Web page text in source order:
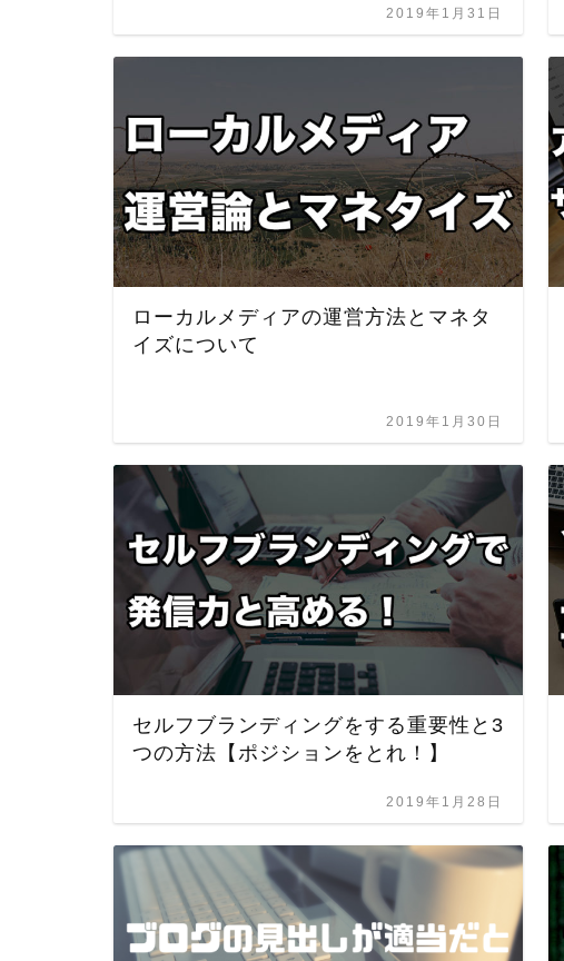
2019年1月31日
ローカルメディアの運営方法とマネタ
イズについて
2019年1月30日
セルフブランディングをする重要性と3
つの方法【ポジションをとれ！】
2019年1月28日